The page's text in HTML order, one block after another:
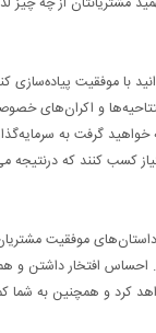
با موفقیت پیاده‌سازی
و اکران‌های
گرفت به
کسب کنند که درنتیجه
موفقیت
احساس افتخار داشتن
کرد و همچنین به شما